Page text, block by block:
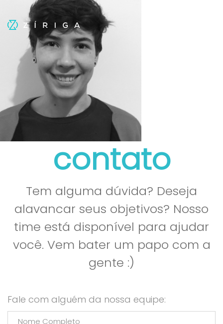
contato
Tem alguma dúvida? Deseja
alavancar seus objetivos? Nosso
time está disponível para ajudar
você. Vem bater um papo com a
gente :)
Fale com alguém da nossa equipe: